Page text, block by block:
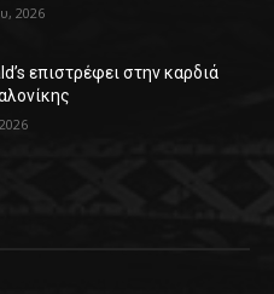
2026
επιστρέφει στην καρδιά